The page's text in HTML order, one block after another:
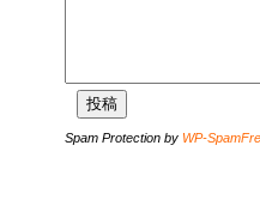
Spam Protection by WP-